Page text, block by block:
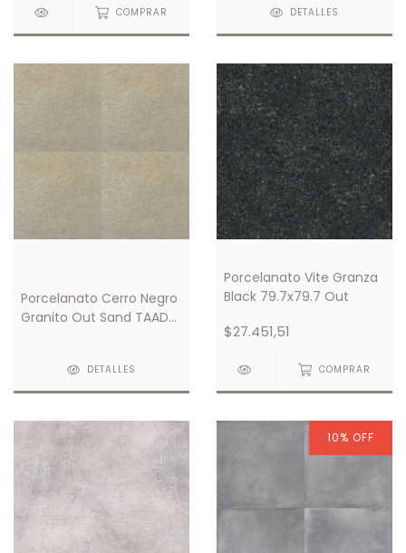
COMPRAR DETALLES
Porcelanato Cerro Negro
Granito Out Sand TAAD
DETALLES
Porcelanato Vite Granza
Black 79.7x79.7 Out
$27.451,51
COMPRAR
10% OFF